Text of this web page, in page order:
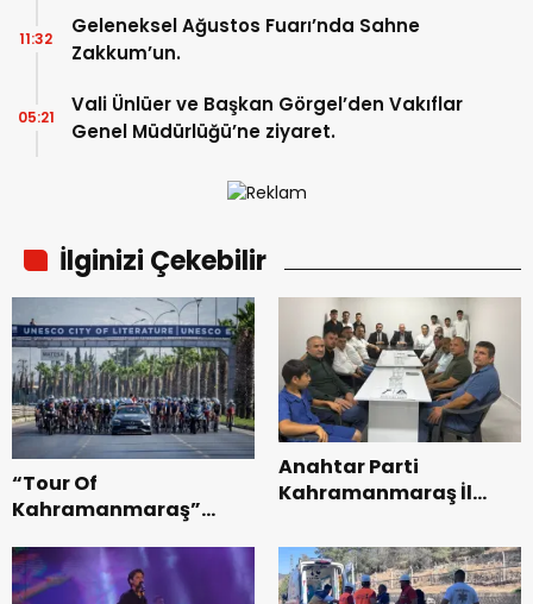
Geleneksel Ağustos Fuarı’nda Sahne
Zakkum’un.
11:32
Vali Ünlüer ve Başkan Görgel’den Vakıflar
Genel Müdürlüğü’ne ziyaret.
05:21
İlginizi Çekebilir
“Tour Of
Kahramanmaraş”
Bisikleti Turnuvası
Tamamlandı.
Anahtar Parti
Kahramanmaraş İl
Teşkilatı ile buluştu.